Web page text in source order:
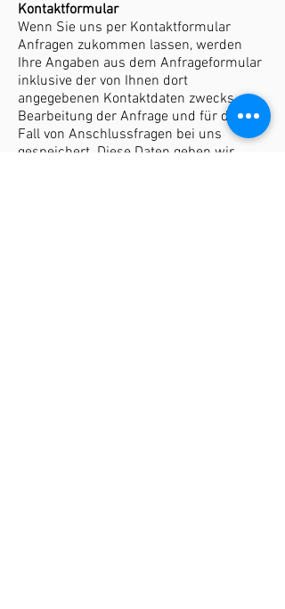
Kontaktformular
Wenn Sie uns per Kontaktformular
Anfragen zukommen lassen, werden
Ihre Angaben aus dem Anfrageformular
inklusive der von Ihnen dort
angegebenen Kontaktdaten zwecks
Bearbeitung der Anfrage und für den
Fall von Anschlussfragen bei uns
gespeichert. Diese Daten geben wir